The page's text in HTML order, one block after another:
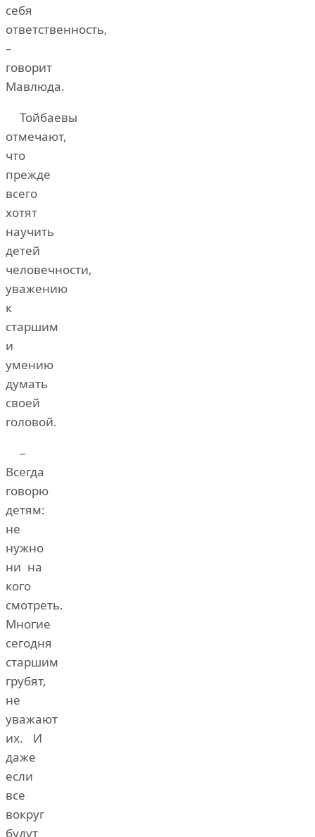
себя
ответственность,
–
говорит
Мавлюда.
Тойбаевы
отмечают,
что
прежде
всего
хотят
научить
детей
человечности,
уважению
к
старшим
и
умению
думать
своей
головой.
–
Всегда
говорю
детям:
не
нужно
ни на
кого
смотреть.
Многие
сегодня
старшим
грубят,
не
уважают
их. И
даже
если
все
вокруг
будут